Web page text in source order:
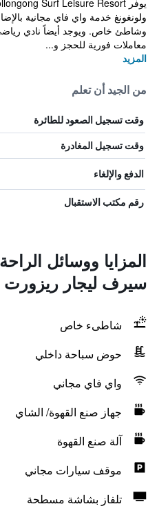
ولونغونغ خدمة واي فاي مجانية
وشاطئ خاص. ويوجد أيضاً نادي
معاملات فورية للحجز و...
المزيد
من الجيد أن تعلم
وقت تسجيل الصعود للطائرة
وقت تسجيل المغادرة
الدفع والإلغاء
رقم مكتب الاستقبال
المزايا ووسائل
سيرف ليجار ريزورت
شاطىء خاص
حوض سباحة داخلي
واي فاي مجاني
جهاز صنع القهوة/ الشاي
آلة صنع القهوة
موقف سيارات مجاني
تلفاز بشاشة مسطحة